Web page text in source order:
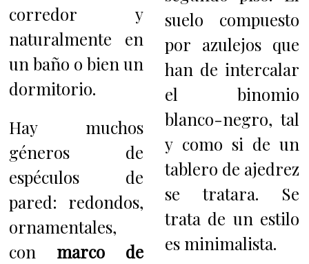
corredor y
naturalmente en
un baño o bien un
dormitorio.
Hay muchos
géneros de
espéculos de
pared: redondos,
ornamentales,
con marco de
suelo compuesto
por azulejos que
han de intercalar
el binomio
blanco-negro, tal
y como si de un
tablero de ajedrez
se tratara. Se
trata de un estilo
es minimalista.